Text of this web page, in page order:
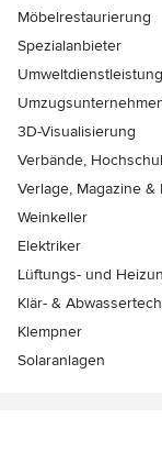
Möbelrestaurierung
Spezialanbieter
3D-Visualisierung
Verbände,
Verlage, Magazine &
Weinkeller
Elektriker
Lüftungs- und
Klär- &
Klempner
Solaranlagen